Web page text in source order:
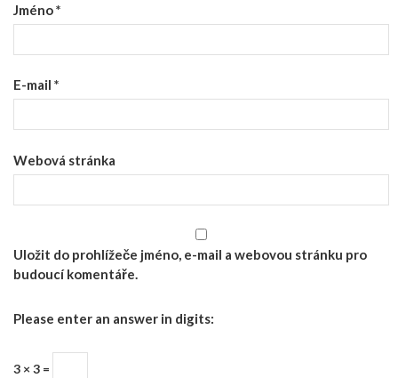
Jméno*
E-mail *
Webová stránka
Uložit do prohlížeče jméno, e-mail a webovou stránku pro
budoucí komentáře.
Please enter an answer in digits:
3 × 3 =